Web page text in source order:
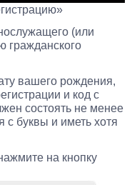
(или
гражданского
вашего рождения,
и код с
состоять не менее
с буквы и иметь хотя
на кнопку